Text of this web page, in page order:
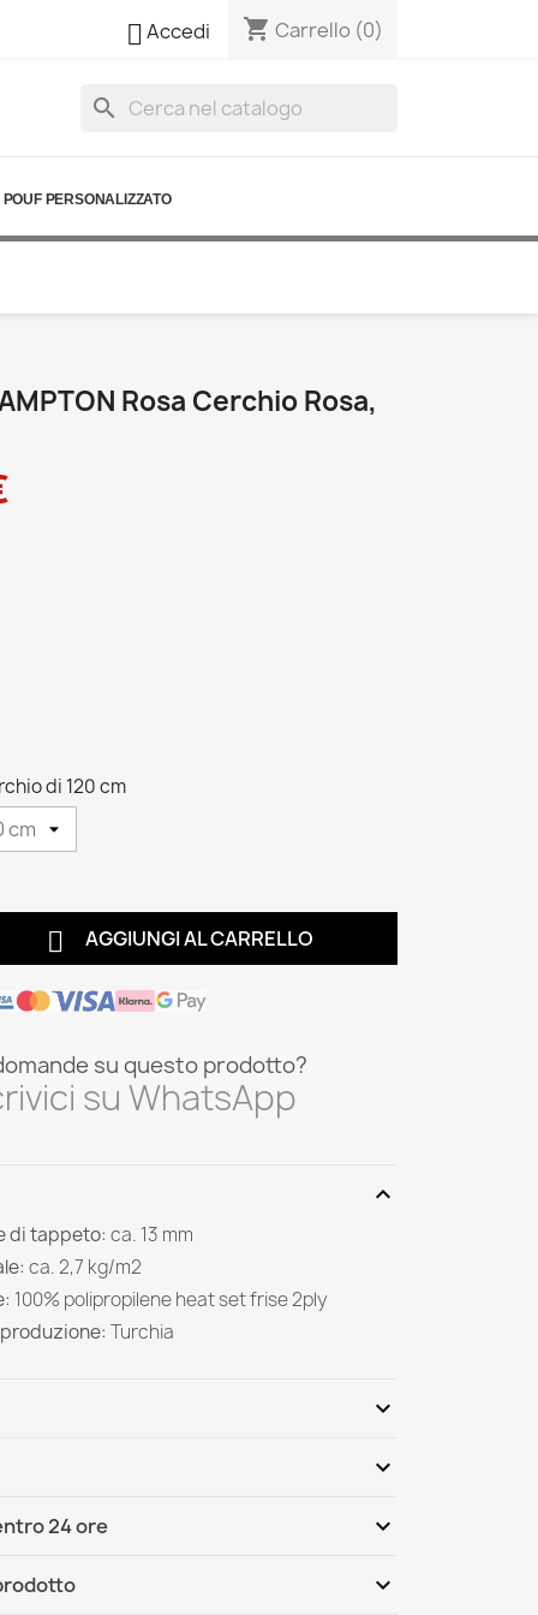
Accedi shopping_cart Carrello (0)
search
POUF PERSONALIZZATO
Rosa Cerchio Rosa,
di 120 cm
 AGGIUNGI AL CARRELLO
su questo prodotto?
su WhatsApp
expand_more
di tappeto: ca. 13 mm
ca. 2,7 kg/m2
100% polipropilene heat set frise 2ply
Turchia
expand_more
expand_more
24 ore expand_more
expand_more